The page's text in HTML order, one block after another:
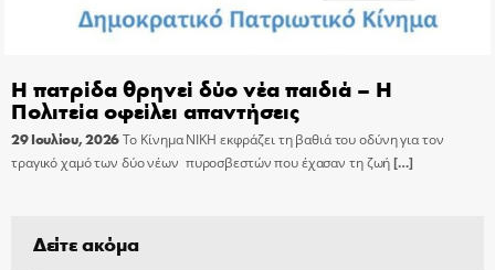
Η πατρίδα θρηνεί δύο νέα παιδιά – Η
Πολιτεία οφείλει απαντήσεις
29 Ιουλίου, 2026Το Κίνημα ΝΙΚΗ εκφράζει τη βαθιά του οδύνη για τον
τραγικό χαμό των δύο νέων πυροσβεστών που έχασαν τη ζωή[…]
Δείτε ακόμα